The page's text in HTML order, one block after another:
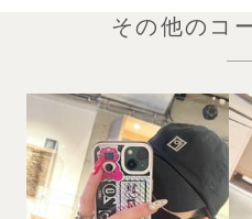
その他のコ